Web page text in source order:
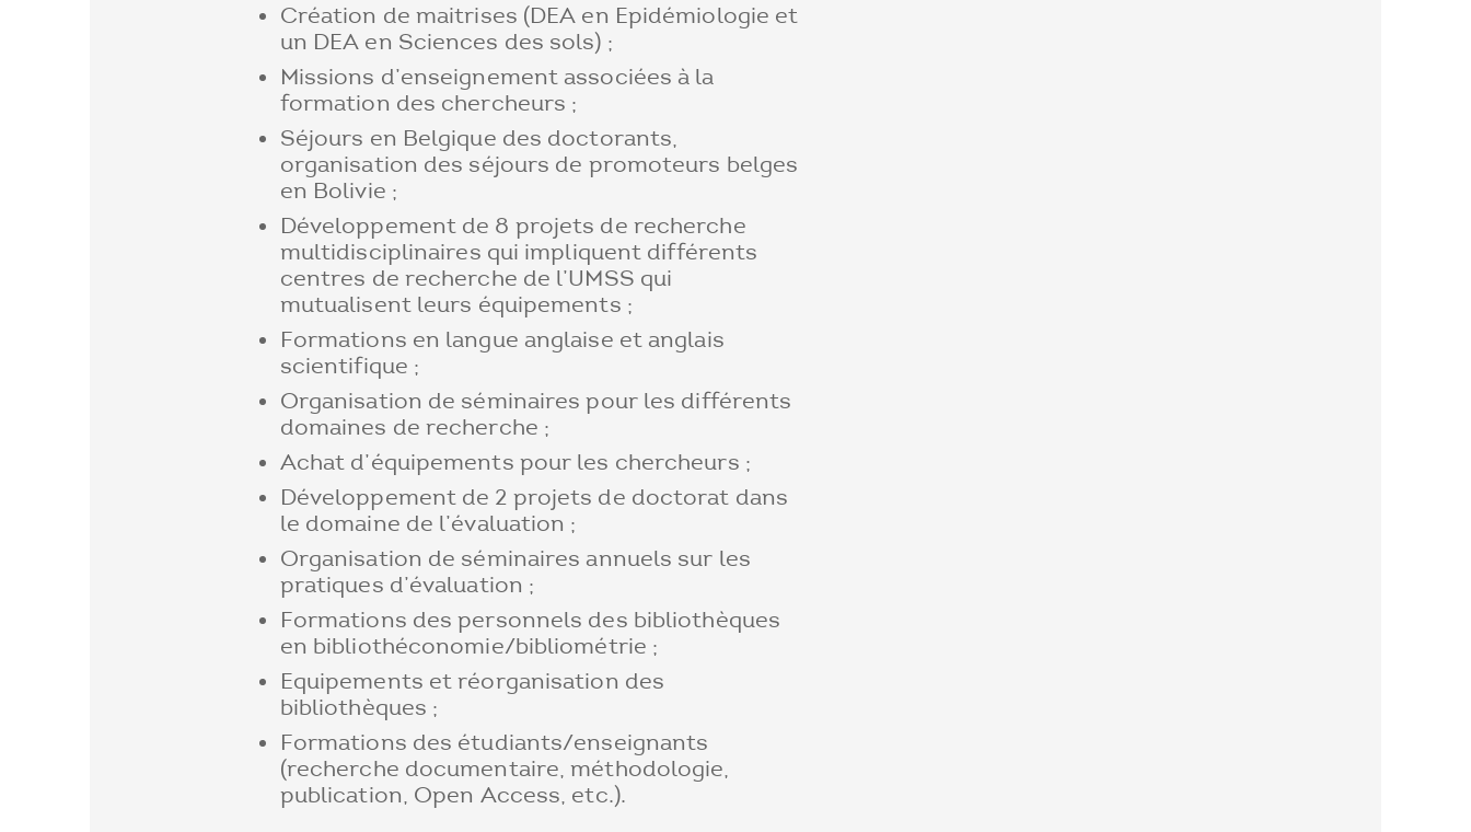
Création de maitrises (DEA en Epidémiologie et
un DEA en Sciences des sols) ;
Missions d’enseignement associées à la
formation des chercheurs ;
Séjours en Belgique des doctorants,
organisation des séjours de promoteurs belges
en Bolivie ;
Développement de 8 projets de recherche
multidisciplinaires qui impliquent différents
centres de recherche de l’UMSS qui
mutualisent leurs équipements ;
Formations en langue anglaise et anglais
scientifique ;
Organisation de séminaires pour les différents
domaines de recherche ;
Achat d’équipements pour les chercheurs ;
Développement de 2 projets de doctorat dans
le domaine de l’évaluation ;
Organisation de séminaires annuels sur les
pratiques d’évaluation ;
Formations des personnels des bibliothèques
en bibliothéconomie/bibliométrie ;
Equipements et réorganisation des
bibliothèques ;
Formations des étudiants/enseignants
(recherche documentaire, méthodologie,
publication, Open Access, etc.).